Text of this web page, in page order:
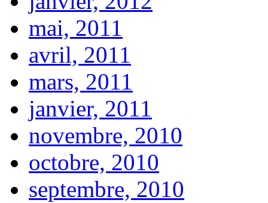
mai, 2011
avril, 2011
mars, 2011
janvier, 2011
novembre, 2010
octobre, 2010
septembre, 2010